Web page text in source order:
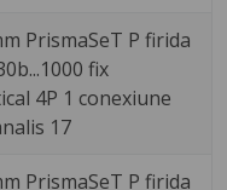
PrismaSeT P firida
fix
4P 1 conexiune
17
PrismaSeT P firida